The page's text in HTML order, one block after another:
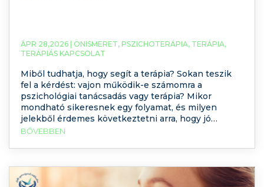
ÁPR 28,2026 | ÖNISMERET, PSZICHOTERÁPIA, TERÁPIA,
TERÁPIÁS KAPCSOLAT
Miből tudhatja, hogy segít a terápia? Sokan teszik
fel a kérdést: vajon működik-e számomra a
pszichológiai tanácsadás vagy terápia? Mikor
mondható sikeresnek egy folyamat, és milyen
jelekből érdemes következtetni arra, hogy jó
irányba halad? Legújabb podcast epizódunkban
boncolgattuk. Összefoglaltuk a legfontosabb
ebben. Kattintson, hallgassa meg a
BŐVEBBEN